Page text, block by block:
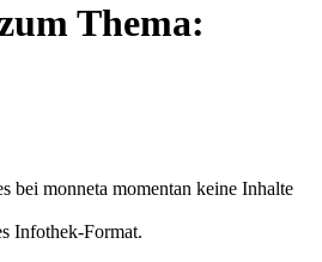
Thema:
bei monneta momentan keine Inhalte
Infothek-Format.